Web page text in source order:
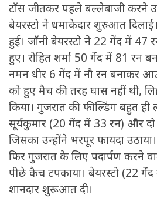
टॉस जीतकर पहले बल्लेबाजी करने
बेयरस्टो ने धमाकेदार शुरुआत
हुई। जॉनी बेयरस्टो ने 22 गेंद में
हुए। रोहित शर्मा 50 गेंद में 81 रन
नमन धीर 6 गेंद में नौ रन बनाकर
को हुए मैच की तरह घास नहीं थी,
किया। गुजरात की फील्डिंग बहुत
सूर्यकुमार (20 गेंद में 33 रन) और दो
जिसका उन्होंने भरपूर फायदा
फिर गुजरात के लिए पदार्पण करने
पीछे कैच टपकाया। बेयरस्टो (22
शानदार शुरूआत दी।